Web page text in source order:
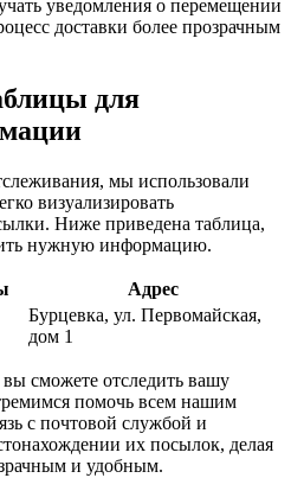
уведомления о перемещении
доставки более прозрачным
для
мы использовали
визуализировать
Ниже приведена таблица,
нужную информацию.
Адрес
Бурцевка, ул. Первомайская,
дом 1
сможете отследить вашу
помочь всем нашим
с почтовой службой и
их посылок, делая
и удобным.